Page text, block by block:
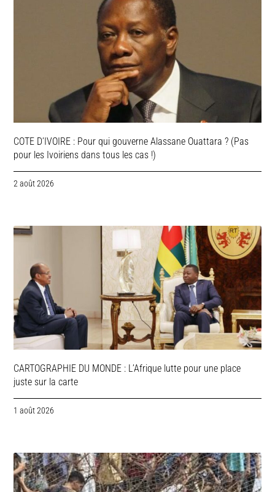
COTE D’IVOIRE : Pour qui gouverne Alassane Ouattara ? (Pas
pour les Ivoiriens dans tous les cas !)
2 août 2026
CARTOGRAPHIE DU MONDE : L’Afrique lutte pour une place
juste sur la carte
1 août 2026